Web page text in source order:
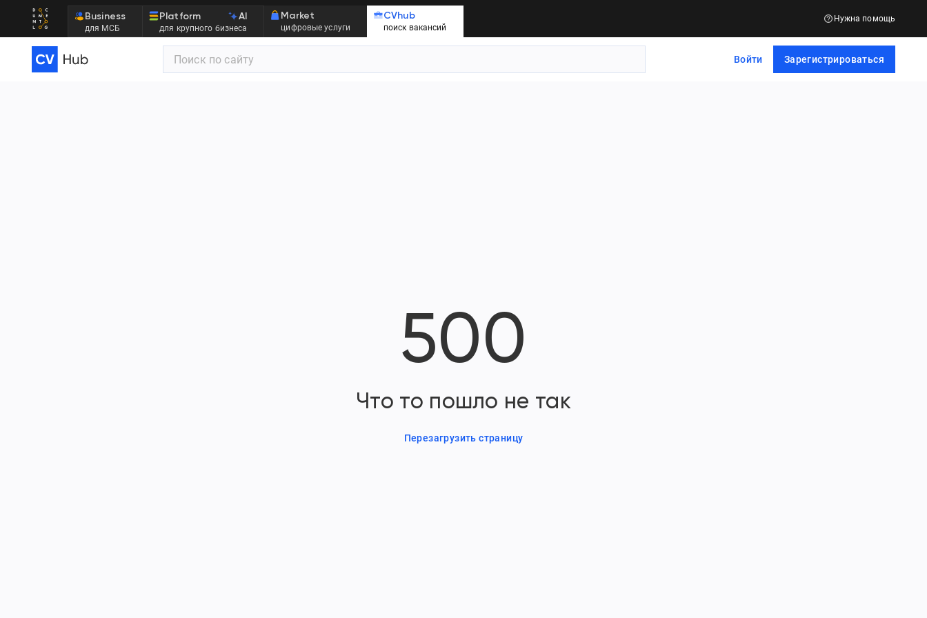
Business
для МСБ
Platform
AI
для крупного бизнеса
Market
цифровые услуги
CVhub
поиск вакансий
Нужна помощь
Войти Зарегистрироваться
500
Что то пошло не так
Перезагрузить страницу